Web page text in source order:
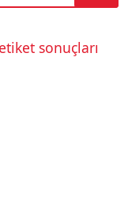
sonuçları